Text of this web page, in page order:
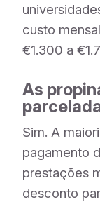
custo
€1.300 a
As
Sim. A
pagamento
prestações
desconto